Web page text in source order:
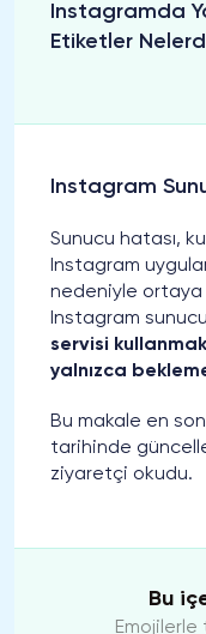
Instagramda
Etiketler
Instagram
Sunucu hatası,
Instagram
nedeniyle ortaya
Instagram
servisi kullanmak
yalnızca
Bu makale en
tarihinde
ziyaretçi okudu.
Bu